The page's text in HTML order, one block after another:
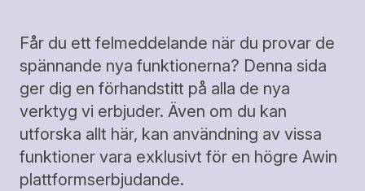
Får du ett felmeddelande när du provar de
spännande nya funktionerna? Denna sida
ger dig en förhandstitt på alla de nya
verktyg vi erbjuder. Även om du kan
utforska allt här, kan användning av vissa
funktioner vara exklusivt för en högre Awin
plattformserbjudande.